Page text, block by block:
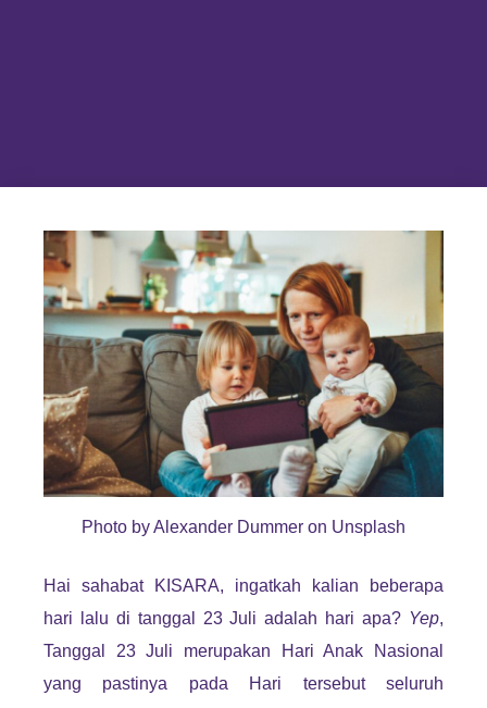
Photo by Alexander Dummer on Unsplash
Hai sahabat KISARA, ingatkah kalian beberapa
hari lalu di tanggal 23 Juli adalah hari apa? Yep,
Tanggal 23 Juli merupakan Hari Anak Nasional
yang pastinya pada Hari tersebut seluruh